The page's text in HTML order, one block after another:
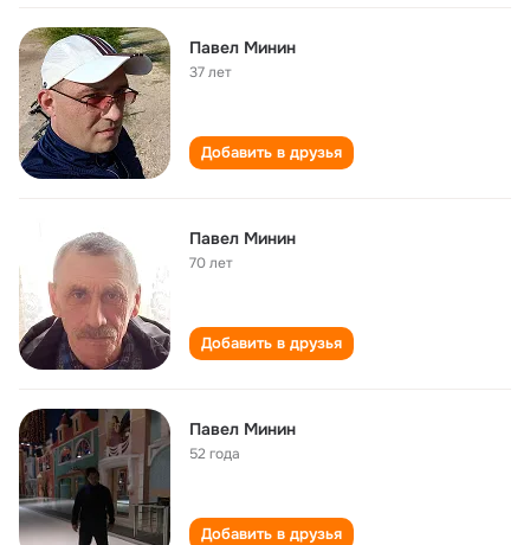
Павел Минин
37 лет
Добавить в друзья
Павел Минин
70 лет
Добавить в друзья
Павел Минин
52 года
Добавить в друзья